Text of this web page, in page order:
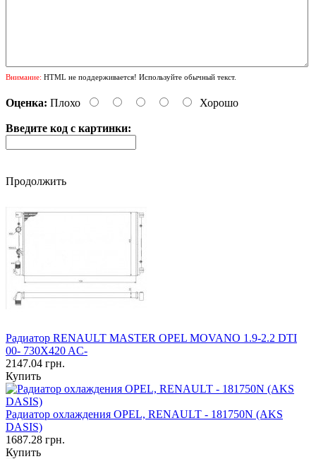
Внимание: HTML не поддерживается! Используйте обычный текст.
Оценка: Плохо Хорошо
Введите код с картинки:
Продолжить
Радиатор RENAULT MASTER OPEL MOVANO 1.9-2.2 DTI
00- 730X420 AC-
2147.04 грн.
Купить
Радиатор охлаждения OPEL, RENAULT - 181750N (AKS
DASIS)
1687.28 грн.
Купить